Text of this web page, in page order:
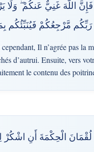
فَإِنَّ اللَّهَ غَنِيٌّ عَنكُمْ
مَّرْجِعُكُمْ فَيُنَبِّئُكُم
Il n’agrée pas la
d’autrui. Ensuite, vers
le contenu des
لُقْمَانَ الْحِكْمَةَ أَنِ